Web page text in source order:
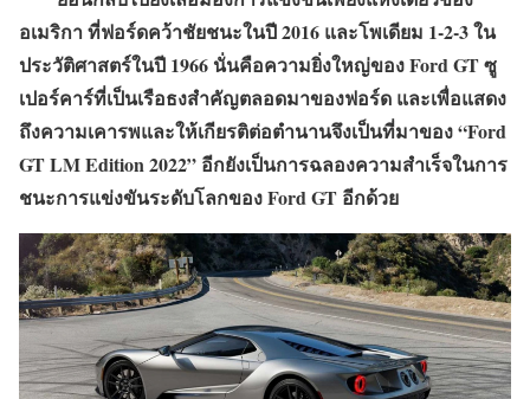
อเมริกา ที่ฟอร์ดคว้าชัยชนะในปี 2016 และโพเดียม 1-2-3 ใน
ประวัติศาสตร์ในปี 1966 นั่นคือความยิ่งใหญ่ของ Ford GT ซู
เปอร์คาร์ที่เป็นเรือธงสำคัญตลอดมาของฟอร์ด และเพื่อแสดง
ถึงความเคารพและให้เกียรติต่อตำนานจึงเป็นที่มาของ “Ford
GT LM Edition 2022” อีกยังเป็นการฉลองความสำเร็จในการ
ชนะการแข่งขันระดับโลกของ Ford GT อีกด้วย